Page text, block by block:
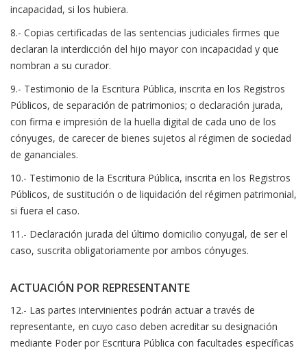
incapacidad, si los hubiera.
8.- Copias certificadas de las sentencias judiciales firmes que
declaran la interdicción del hijo mayor con incapacidad y que
nombran a su curador.
9.- Testimonio de la Escritura Pública, inscrita en los Registros
Públicos, de separación de patrimonios; o declaración jurada,
con firma e impresión de la huella digital de cada uno de los
cónyuges, de carecer de bienes sujetos al régimen de sociedad
de gananciales.
10.- Testimonio de la Escritura Pública, inscrita en los Registros
Públicos, de sustitución o de liquidación del régimen patrimonial,
si fuera el caso.
11.- Declaración jurada del último domicilio conyugal, de ser el
caso, suscrita obligatoriamente por ambos cónyuges.
ACTUACIÓN POR REPRESENTANTE
12.- Las partes intervinientes podrán actuar a través de
representante, en cuyo caso deben acreditar su designación
mediante Poder por Escritura Pública con facultades específicas